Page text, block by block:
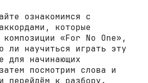
ознакомимся с
которые
композиции «For No One»,
ли научиться играть эту
для начинающих
посмотрим слова и